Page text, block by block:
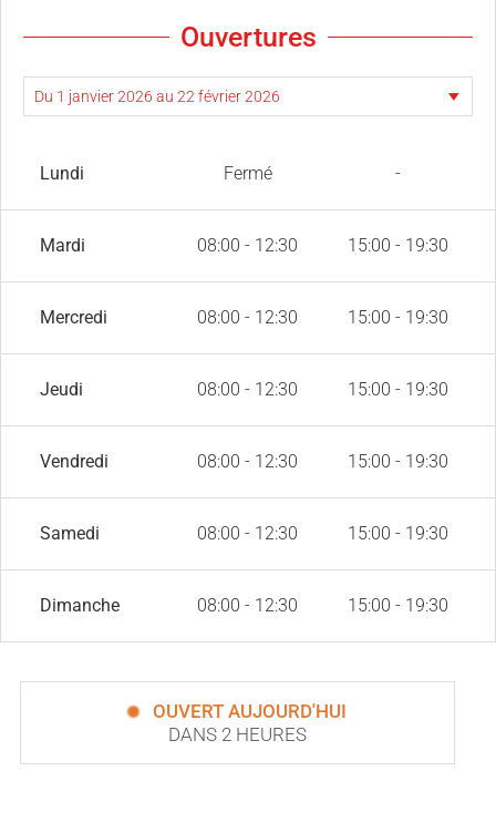
Ouvertures
Lundi Fermé -
Mardi 08:00 - 12:30 15:00 - 19:30
Mercredi 08:00 - 12:30 15:00 - 19:30
Jeudi 08:00 - 12:30 15:00 - 19:30
Vendredi 08:00 - 12:30 15:00 - 19:30
Samedi 08:00 - 12:30 15:00 - 19:30
Dimanche 08:00 - 12:30 15:00 - 19:30
OUVERT AUJOURD'HUI
DANS 2 HEURES